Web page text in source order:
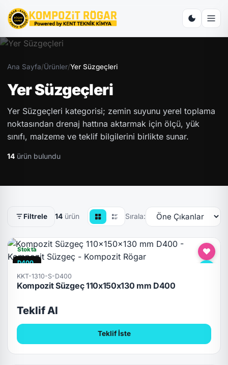
Ana Sayfa/Ürünler/Yer Süzgeçleri
Yer Süzgeçleri
Yer Süzgeçleri kategorisi; zemin suyunu yerel toplama
noktasından drenaj hattına aktarmak için ölçü, yük
sınıfı, malzeme ve teklif bilgilerini birlikte sunar.
14 ürün bulundu
Filtrele 14 ürün Sırala:
Stokta
D400
KKT-1310-S-D400
Kompozit Süzgeç 110x150x130 mm D400
Teklif Al
Teklif İste